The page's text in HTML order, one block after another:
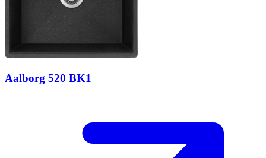
Aalborg 520 BK1